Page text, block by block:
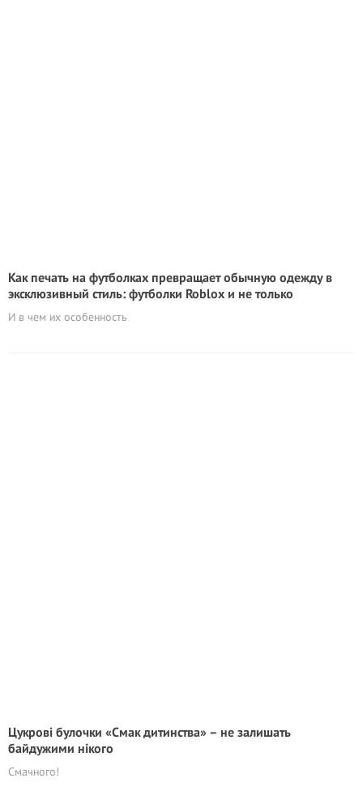
Как печать на футболках превращает обычную одежду в
эксклюзивный стиль: футболки Roblox и не только
И в чем их особенность
Цукрові булочки «Смак дитинства» – не залишать
байдужими нікого
Смачного!